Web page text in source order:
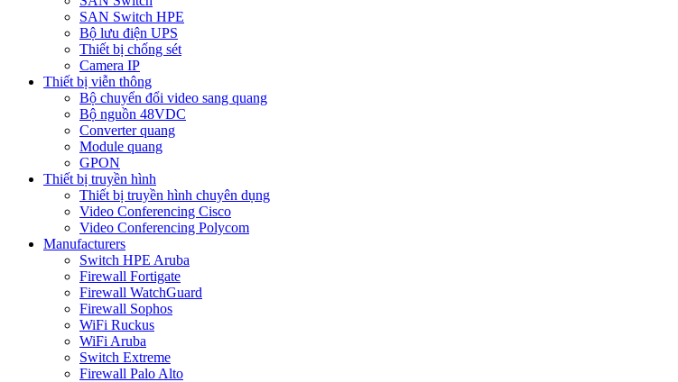
SAN Switch HPE
Bộ lưu điện UPS
Thiết bị chống sét
Camera IP
Thiết bị viễn thông
Bộ chuyển đổi video sang quang
Bộ nguồn 48VDC
Converter quang
Module quang
GPON
Thiết bị truyền hình
Thiết bị truyền hình chuyên dụng
Video Conferencing Cisco
Video Conferencing Polycom
Manufacturers
Switch HPE Aruba
Firewall Fortigate
Firewall WatchGuard
Firewall Sophos
WiFi Ruckus
WiFi Aruba
Switch Extreme
Firewall Palo Alto